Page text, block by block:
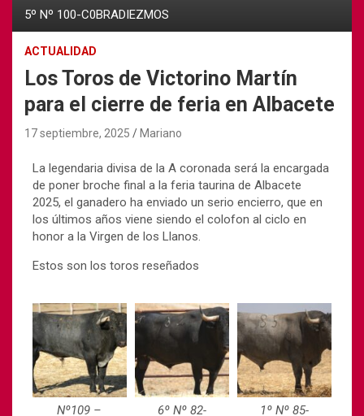
5º Nº 100-C0BRADIEZMOS
ACTUALIDAD
Los Toros de Victorino Martín
para el cierre de feria en Albacete
17 septiembre, 2025 Mariano
La legendaria divisa de la A coronada será la encargada
de poner broche final a la feria taurina de Albacete
2025, el ganadero ha enviado un serio encierro, que en
los últimos años viene siendo el colofon al ciclo en
honor a la Virgen de los Llanos.
Estos son los toros reseñados
Nº109 –
6º Nº 82-
1º Nº 85-